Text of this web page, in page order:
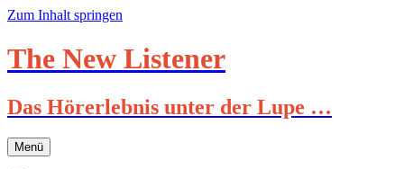
Zum Inhalt springen
The New Listener
Das Hörerlebnis unter der Lupe …
Menü